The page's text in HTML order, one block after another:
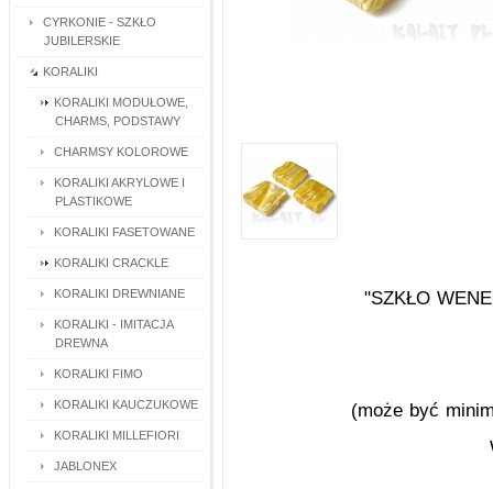
CYRKONIE - SZKŁO
JUBILERSKIE
KORALIKI
KORALIKI MODUŁOWE,
CHARMS, PODSTAWY
CHARMSY KOLOROWE
KORALIKI AKRYLOWE I
PLASTIKOWE
KORALIKI FASETOWANE
KORALIKI CRACKLE
KORALIKI DREWNIANE
KORALIKI - IMITACJA
DREWNA
KORALIKI FIMO
KORALIKI KAUCZUKOWE
KORALIKI MILLEFIORI
JABLONEX
"SZKŁO
(może być